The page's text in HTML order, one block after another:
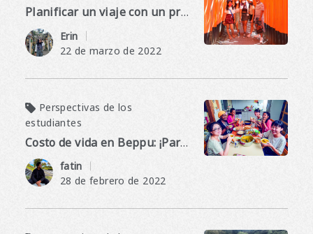
Planificar un viaje con un presupuesto
Erin
22 de marzo de 2022
Perspectivas de los
estudiantes
Costo de vida en Beppu: ¡Parte 2, servicios públicos y más!
fatin
28 de febrero de 2022